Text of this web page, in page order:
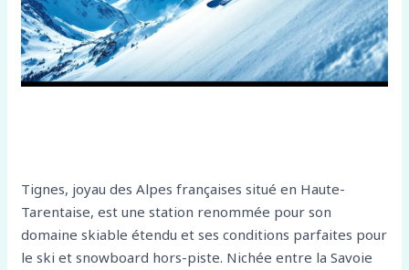
Tignes, joyau des Alpes françaises situé en Haute-
Tarentaise, est une station renommée pour son
domaine skiable étendu et ses conditions parfaites pour
le ski et snowboard hors-piste. Nichée entre la Savoie